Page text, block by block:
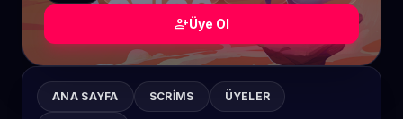
person_addÜye Ol
ANA SAYFA SCRIMS ÜYELER